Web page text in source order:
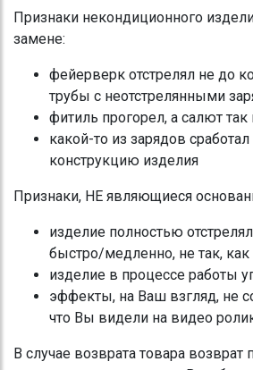
Признаки некондиционного
замене:
фейерверк отстрелял не до
трубы с неотстрелянными
фитиль прогорел, а салют так
какой-то из зарядов
конструкцию изделия
Признаки, НЕ являющиеся
изделие полностью
быстро/медленно, не так, как
изделие в процессе работы
эффекты, на Ваш взгляд, не
что Вы видели на видео
В случае возврата товара